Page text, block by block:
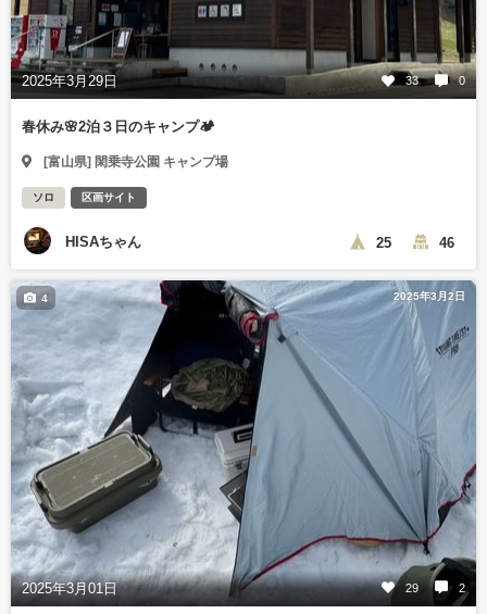
2025年3月29日 33 0
春休み🌸2泊３日のキャンプ🏕️
[富山県] 閑乗寺公園 キャンプ場
ソロ 区画サイト
HISAちゃん 25 46
2025年3月2日
2025年3月01日 29 2
4